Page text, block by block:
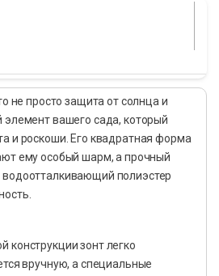
не просто защита от солнца и
вашего сада, который
и роскоши. Его квадратная форма
ему особый шарм, а прочный
полиэстер
конструкции зонт легко
вручную, а специальные